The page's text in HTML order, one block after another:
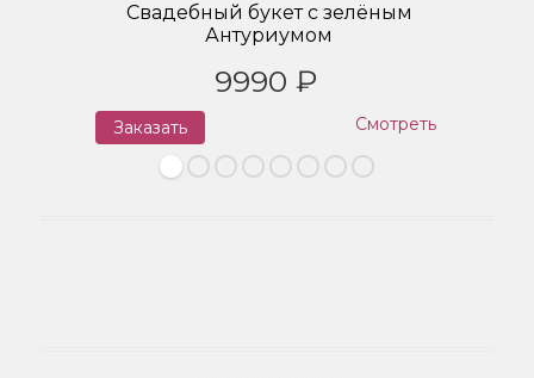
Свадебный букет с зелёным
Антуриумом
9990 ₽
Заказать Смотреть